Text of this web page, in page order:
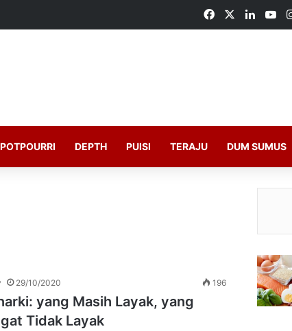
Facebook
POTPOURRI DEPTH PUISI TERAJU DUM SUMUS
29/10/2020 196
yang Masih Layak, yang
Tidak Layak